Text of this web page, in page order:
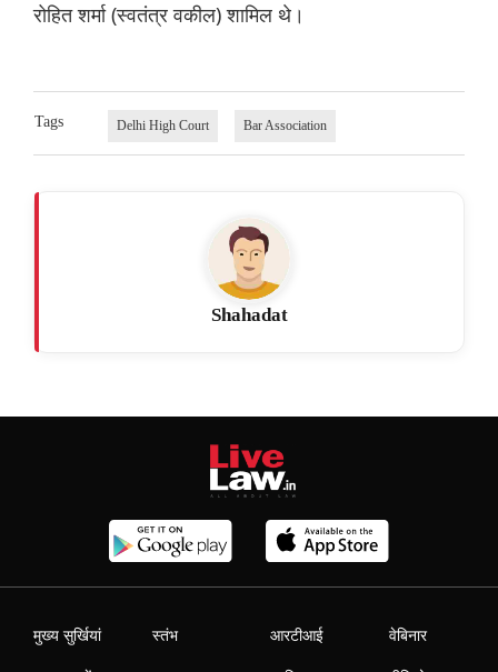
रोहित शर्मा (स्वतंत्र वकील) शामिल थे।
Tags Delhi High Court Bar Association
Shahadat
मुख्य सुर्खियां स्तंभ आरटीआई वेबिनार